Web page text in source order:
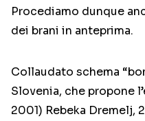
Procediamo dunque
dei brani in anteprima.
Collaudato schema
Slovenia, che propone
2001) Rebeka Dremelj,